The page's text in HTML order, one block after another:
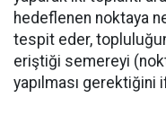
hedeflenen noktaya
tespit eder,
eriştiği semereyi
yapılması gerektiğini